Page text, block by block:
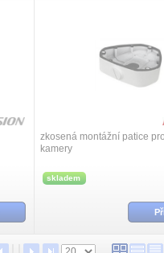
zkosená montážní patice
kamery
skladem